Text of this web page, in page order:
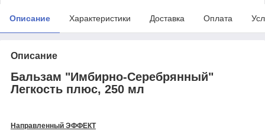
Описание Характеристики Доставка Оплата
Описание
Бальзам "Имбирно-Серебрянный"
Легкость плюс, 250 мл
Направленный ЭФФЕКТ